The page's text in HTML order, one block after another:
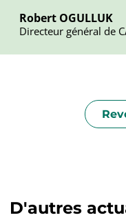
Robert OGULLUK
Directeur général de
D'autres